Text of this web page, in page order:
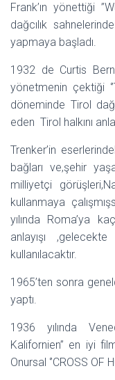
Frank’ın yönettiği
dağcılık
yapmaya başladı.
1932 de Curtis
yönetmenin çektiği
döneminde Tirol
eden Tirol halkını
Trenker’in
bağları ve,şehir
milliyetçi
kullanmaya
yılında Roma’ya
anlayışı
kullanılacaktır.
1965’ten sonra
yaptı.
1936 yılında
Kalifornien’’ en iyi
Onursal ‘’CROSS OF